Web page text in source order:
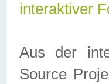
interaktiver
Aus der
Source